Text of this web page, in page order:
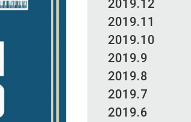
2019.12
2019.11
2019.10
2019.9
2019.8
2019.7
2019.6